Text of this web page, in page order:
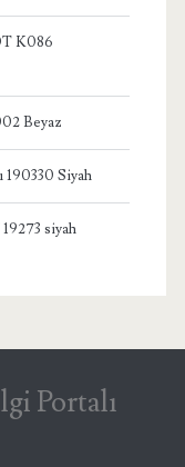
K086
Beyaz
190330 Siyah
siyah
Portalı